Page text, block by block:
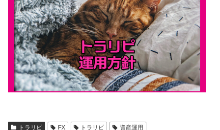
トラリピ FX トラリピ 資産運用